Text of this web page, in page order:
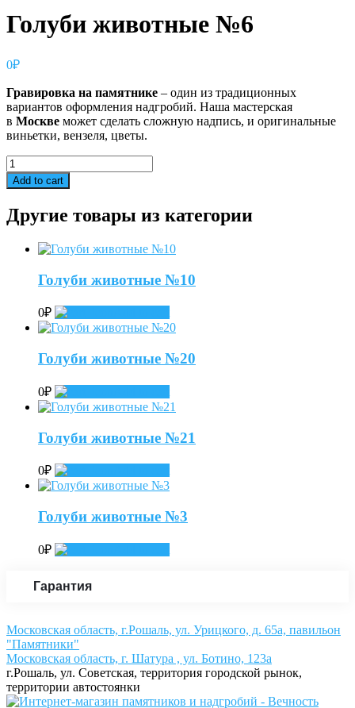
Голуби животные №6
0₽
Гравировка на памятнике – один из традиционных
вариантов оформления надгробий. Наша мастерская
в Москве может сделать сложную надпись, и оригинальные
виньетки, вензеля, цветы.
Голуби
животные
№6
Add to cart
Другие товары из категории
Голуби животные №10
0₽
Голуби животные №20
0₽
Голуби животные №21
0₽
Голуби животные №3
0₽
Гарантия
Московская область, г.Рошаль, ул. Урицкого, д. 65а, павильон
"Памятники"
Московская область, г. Шатура , ул. Ботино, 123а
г.Рошаль, ул. Советская, территория городской рынок,
территории автостоянки